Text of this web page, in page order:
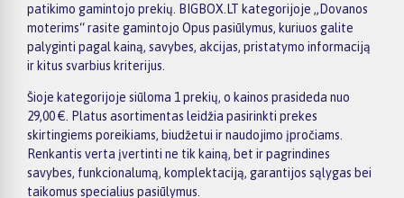
patikimo gamintojo prekių. BIGBOX.LT kategorijoje „Dovanos
moterims“ rasite gamintojo Opus pasiūlymus, kuriuos galite
palyginti pagal kainą, savybes, akcijas, pristatymo informaciją
ir kitus svarbius kriterijus.
Šioje kategorijoje siūloma 1 prekių, o kainos prasideda nuo
29,00 €. Platus asortimentas leidžia pasirinkti prekes
skirtingiems poreikiams, biudžetui ir naudojimo įpročiams.
Renkantis verta įvertinti ne tik kainą, bet ir pagrindines
savybes, funkcionalumą, komplektaciją, garantijos sąlygas bei
taikomus specialius pasiūlymus.